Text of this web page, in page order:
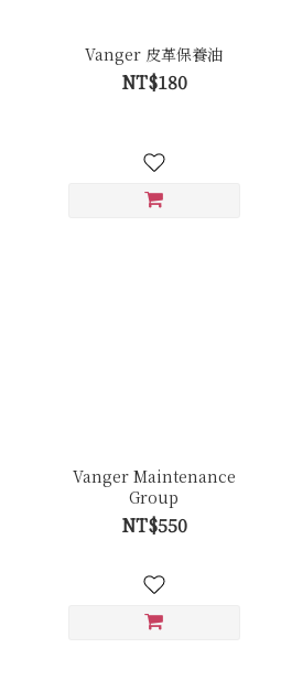
Vanger 皮革保養油
NT$180
Vanger Maintenance
Group
NT$550